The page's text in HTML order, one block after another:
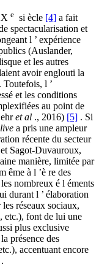
e si ècle [4] a fait
spectacularisation et
l ’ expérience
(Auslander,
et les autres
avoir englouti la
l ’
et les conditions
au point de
et al ., 2016) [5] . Si
live a pris une ampleur
récente du secteur
Sagot-Duvauroux,
manière, limitée par
ême à l ’è re des
nombreux é l éments
durant l ’ élaboration
réseaux sociaux,
etc.), font de lui une
plus exclusive
présence des
accentuant encore